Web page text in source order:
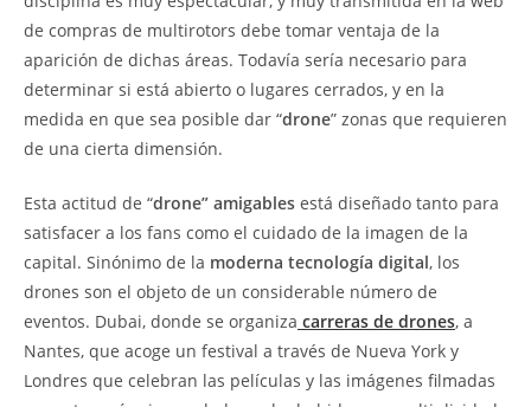
de compras de multirotors debe tomar ventaja de la
aparición de dichas áreas. Todavía sería necesario para
determinar si está abierto o lugares cerrados, y en la
medida en que sea posible dar “drone” zonas que requieren
de una cierta dimensión.
Esta actitud de “drone” amigables está diseñado tanto para
satisfacer a los fans como el cuidado de la imagen de la
capital. Sinónimo de la moderna tecnología digital, los
drones son el objeto de un considerable número de
eventos. Dubai, donde se organiza carreras de drones, a
Nantes, que acoge un festival a través de Nueva York y
Londres que celebran las películas y las imágenes filmadas